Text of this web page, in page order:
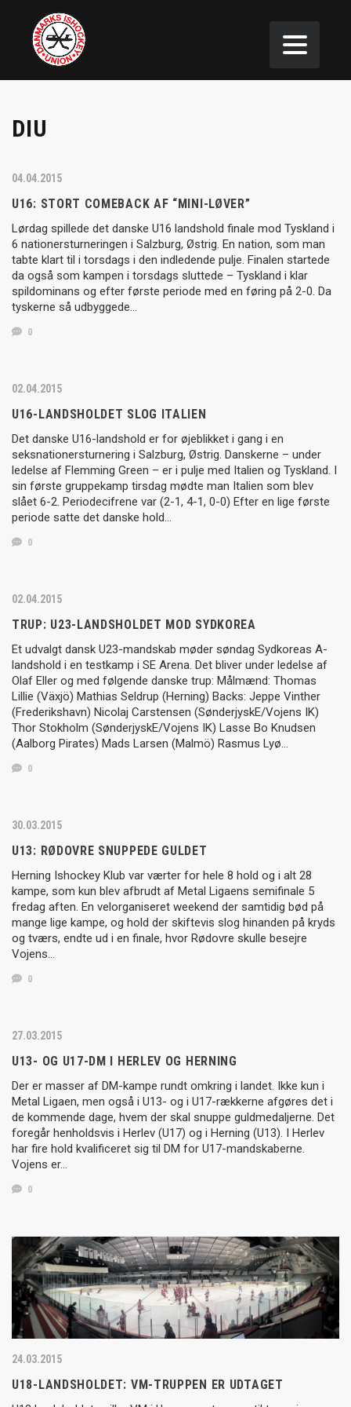
DIU
04.04.2015
U16: STORT COMEBACK AF “MINI-LØVER”
Lørdag spillede det danske U16 landshold finale mod Tyskland i
6 nationersturneringen i Salzburg, Østrig. En nation, som man
tabte klart til i torsdags i den indledende pulje. Finalen startede
da også som kampen i torsdags sluttede – Tyskland i klar
spildominans og efter første periode med en føring på 2-0. Da
tyskerne så udbyggede…
0
02.04.2015
U16-LANDSHOLDET SLOG ITALIEN
Det danske U16-landshold er for øjeblikket i gang i en
seksnationersturnering i Salzburg, Østrig. Danskerne – under
ledelse af Flemming Green – er i pulje med Italien og Tyskland. I
sin første gruppekamp tirsdag mødte man Italien som blev
slået 6-2. Periodecifrene var (2-1, 4-1, 0-0) Efter en lige første
periode satte det danske hold…
0
02.04.2015
TRUP: U23-LANDSHOLDET MOD SYDKOREA
Et udvalgt dansk U23-mandskab møder søndag Sydkoreas A-
landshold i en testkamp i SE Arena. Det bliver under ledelse af
Olaf Eller og med følgende danske trup: Målmænd: Thomas
Lillie (Växjö) Mathias Seldrup (Herning) Backs: Jeppe Vinther
(Frederikshavn) Nicolaj Carstensen (SønderjyskE/Vojens IK)
Thor Stokholm (SønderjyskE/Vojens IK) Lasse Bo Knudsen
(Aalborg Pirates) Mads Larsen (Malmö) Rasmus Lyø…
0
30.03.2015
U13: RØDOVRE SNUPPEDE GULDET
Herning Ishockey Klub var værter for hele 8 hold og i alt 28
kampe, som kun blev afbrudt af Metal Ligaens semifinale 5
fredag aften. En velorganiseret weekend der samtidig bød på
mange lige kampe, og hold der skiftevis slog hinanden på kryds
og tværs, endte ud i en finale, hvor Rødovre skulle besejre
Vojens…
0
27.03.2015
U13- OG U17-DM I HERLEV OG HERNING
Der er masser af DM-kampe rundt omkring i landet. Ikke kun i
Metal Ligaen, men også i U13- og i U17-rækkerne afgøres det i
de kommende dage, hvem der skal snuppe guldmedaljerne. Det
foregår henholdsvis i Herlev (U17) og i Herning (U13). I Herlev
har fire hold kvalificeret sig til DM for U17-mandskaberne.
Vojens er…
0
24.03.2015
U18-LANDSHOLDET: VM-TRUPPEN ER UDTAGET